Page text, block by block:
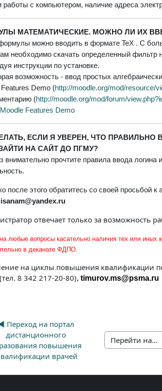
работы с компьютером, наличие адреса
МАТЕМАТИЧЕСКИЕ. МОЖНО ЛИ ИХ
можно вводить в формате TeX . С
необходимо скачать определенный фильтр
инструкции по установке.
возможность - ввод простых
Demo (http://moodle.org/mod/resource/
(http://moodle.org/mod/forum/
Moodle Features Demo
ЕСЛИ Я УВЕРЕН, ЧТО
НА САЙТ ДО ПГМУ?
внимательно прочтите правила ввода логина
после этого обратитесь со своей просьбой
отвечает только за возможность
любые вопросы касательно наличия тех или иных
в деканате ФДПО.
на циклы повышения квалификации
8 342 217-20-80), timurov.ms@psma.ru
Переход на портал
дистанционного
повышения
врачей
Перейти на...